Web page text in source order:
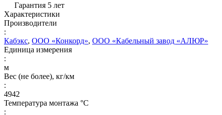
Гарантия 5 лет
Характеристики
Производители
:
Кабэкс, ООО «Конкорд», ООО «Кабельный завод «АЛЮР»
Единица измерения
:
м
Вес (не более), кг/км
:
4942
Температура монтажа °C
: